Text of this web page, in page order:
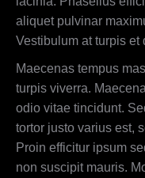
aliquet pulvinar
Vestibulum at turpis et
Maecenas tempus
turpis viverra.
odio vitae tincidunt.
tortor justo varius est,
Proin efficitur ipsum
non suscipit mauris.